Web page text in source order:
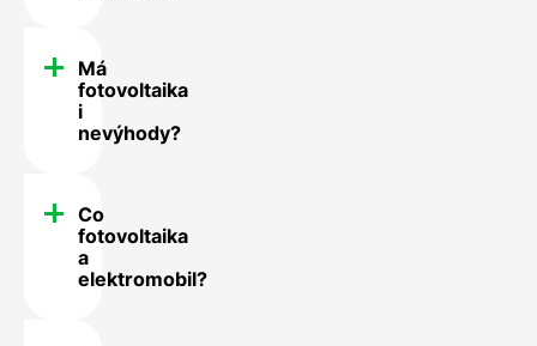
Má
fotovoltaika
i
nevýhody?
Co
fotovoltaika
a
elektromobil?